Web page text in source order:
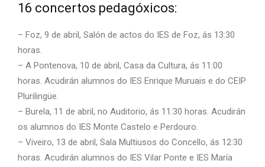
16 concertos pedagóxicos:
– Foz, 9 de abril, Salón de actos do IES de Foz, ás 13:30
horas.
– A Pontenova, 10 de abril, Casa da Cultura, ás 11:00
horas. Acudirán alumnos do IES Enrique Muruais e do CEIP
Plurilingüe.
– Burela, 11 de abril, no Auditorio, ás 11:30 horas. Acudirán
os alumnos do IES Monte Castelo e Perdouro.
– Viveiro, 13 de abril, Sala Multiusos do Concello, ás 12:30
horas. Acudirán alumnos do IES Vilar Ponte e IES María